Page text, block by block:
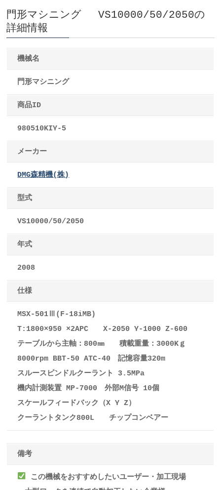
門形マシニング VS10000/50/2050の
詳細情報
機械名
門形マシニング
商品ID
980510KIY-5
メーカー
DMG森精機(株)
型式
VS10000/50/2050
年式
2008
仕様
MSX-501Ⅲ(F-18iMB)
T:1800×950 ×2APC X-2050 Y-1000 Z-600
テーブルから主軸：800㎜ 積載重量：3000Kｇ
8000rpm BBT-50 ATC-40 記憶容量320m
スルースピンドルクーラント 3.5MPa
機内計測装置 MP-7000 外部M信号 10個
スケールフィードバック（X Y Z）
クーラントタンク800L チップコンベアー
備考
この機械をおすすめしたいユーザー・加工現場